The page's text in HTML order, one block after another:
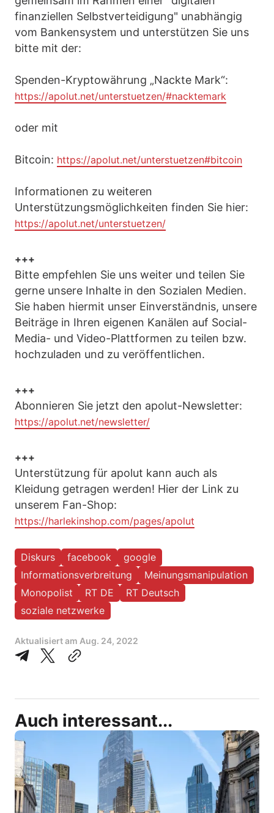
finanziellen Selbstverteidigung" unabhängig
vom Bankensystem und unterstützen Sie uns
bitte mit der:
Spenden-Kryptowährung „Nackte Mark“:
https://apolut.net/unterstuetzen/#nacktemark
oder mit
Bitcoin: https://apolut.net/unterstuetzen#bitcoin
Informationen zu weiteren
Unterstützungsmöglichkeiten finden Sie hier:
https://apolut.net/unterstuetzen/
+++
Bitte empfehlen Sie uns weiter und teilen Sie
gerne unsere Inhalte in den Sozialen Medien.
Sie haben hiermit unser Einverständnis, unsere
Beiträge in Ihren eigenen Kanälen auf Social-
Media- und Video-Plattformen zu teilen bzw.
hochzuladen und zu veröffentlichen.
+++
Abonnieren Sie jetzt den apolut-Newsletter:
https://apolut.net/newsletter/
+++
Unterstützung für apolut kann auch als
Kleidung getragen werden! Hier der Link zu
unserem Fan-Shop:
https://harlekinshop.com/pages/apolut
Diskurs facebook
google
Informationsverbreitung
Meinungsmanipulation
Monopolist
RT DE
RT Deutsch
soziale netzwerke
Aktualisiert am Aug. 24, 2022
Auch interessant...